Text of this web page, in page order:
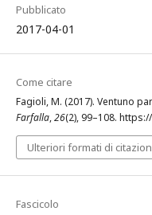
Pubblicato
2017-04-01
Come citare
Fagioli, M. (2017). Ventuno
Farfalla,26(2), 99–108.
Ulteriori formati di
Fascicolo